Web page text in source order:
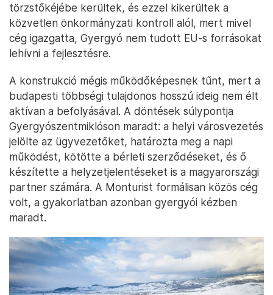
törzstőkéjébe kerültek, és ezzel kikerültek a
közvetlen önkormányzati kontroll alól, mert mivel
cég igazgatta, Gyergyó nem tudott EU-s forrásokat
lehívni a fejlesztésre.
A konstrukció mégis működőképesnek tűnt, mert a
budapesti többségi tulajdonos hosszú ideig nem élt
aktívan a befolyásával. A döntések súlypontja
Gyergyószentmiklóson maradt: a helyi városvezetés
jelölte az ügyvezetőket, határozta meg a napi
működést, kötötte a bérleti szerződéseket, és ő
készítette a helyzetjelentéseket is a magyarországi
partner számára. A Monturist formálisan közös cég
volt, a gyakorlatban azonban gyergyói kézben
maradt.